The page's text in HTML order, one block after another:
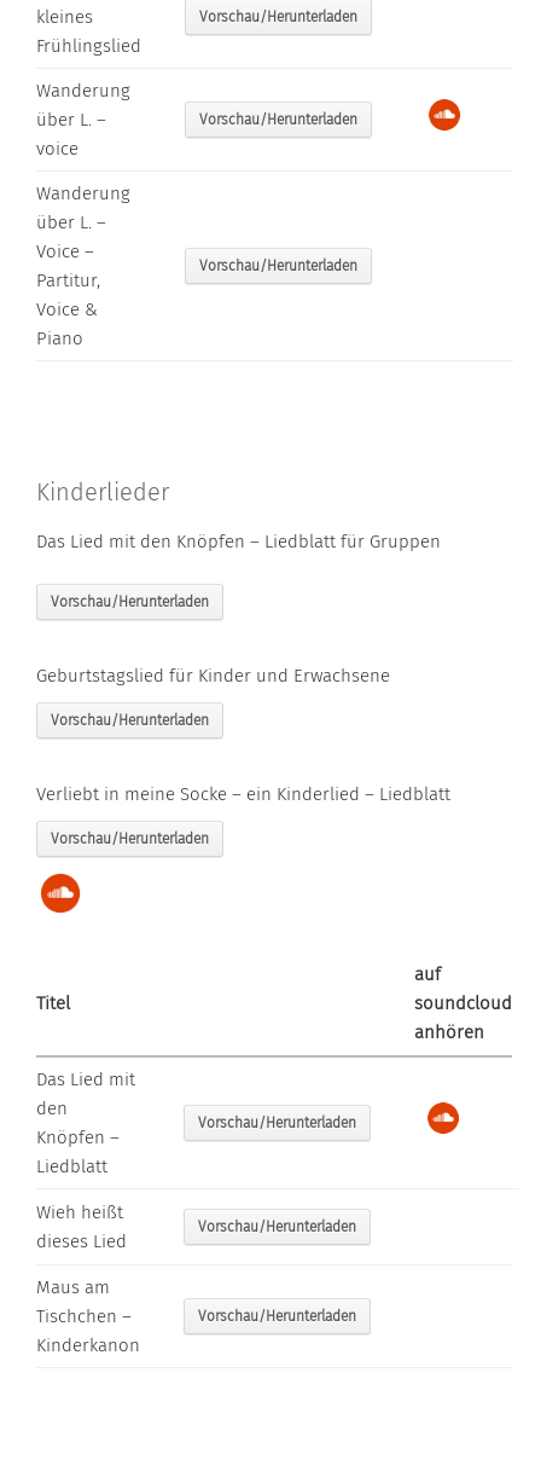
kleines
Frühlingslied
Vorschau/Herunterladen
Wanderung
über L. –
voice
Vorschau/Herunterladen
Wanderung
über L. –
Voice –
Partitur,
Voice &
Piano
Vorschau/Herunterladen
Kinderlieder
Das Lied mit den Knöpfen – Liedblatt für Gruppen
Vorschau/Herunterladen
Geburtstagslied für Kinder und Erwachsene
Vorschau/Herunterladen
Verliebt in meine Socke – ein Kinderlied – Liedblatt
Vorschau/Herunterladen
Titel
auf
soundcloud
anhören
Das Lied mit
den
Knöpfen –
Liedblatt
Vorschau/Herunterladen
Wieh heißt
dieses Lied
Vorschau/Herunterladen
Maus am
Tischchen –
Kinderkanon
Vorschau/Herunterladen